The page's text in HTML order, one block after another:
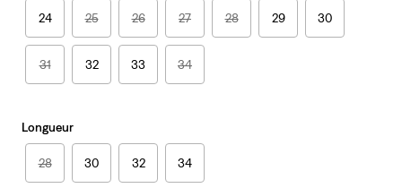
24 25 26 27 28 29 30
31 32 33 34
Longueur
28 30 32 34